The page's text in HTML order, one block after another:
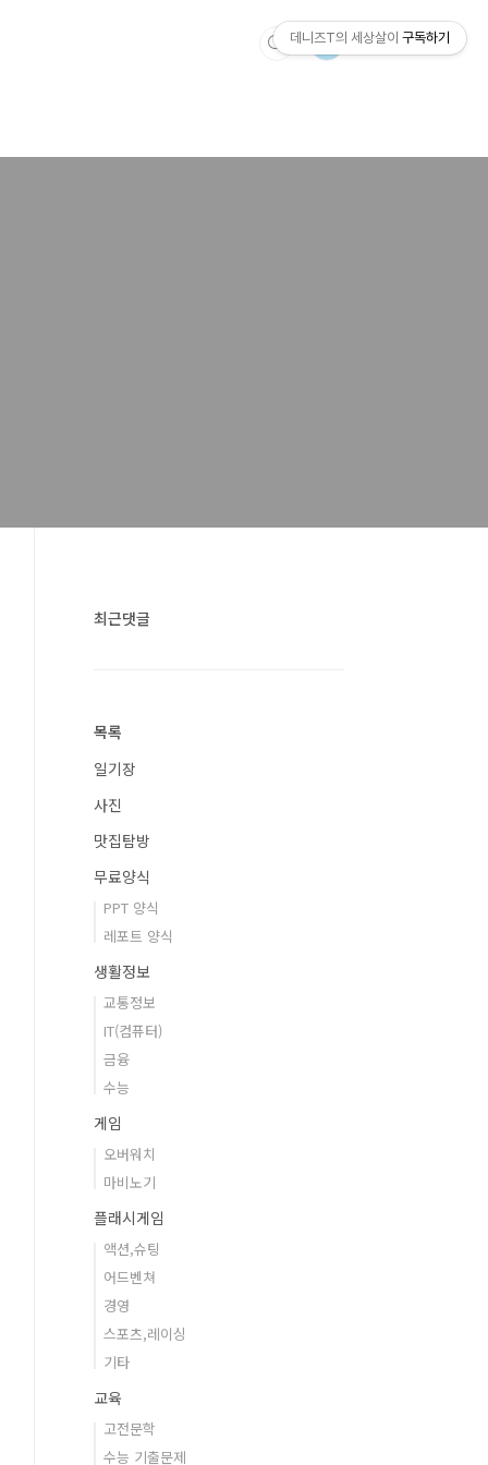
최근댓글
목록
일기장
사진
맛집탐방
무료양식
PPT 양식
레포트 양식
생활정보
교통정보
IT(컴퓨터)
금융
수능
게임
오버워치
마비노기
플래시게임
액션,슈팅
어드벤쳐
경영
스포츠,레이싱
기타
교육
고전문학
수능 기출문제
데니즈T의 세상살이 구독하기